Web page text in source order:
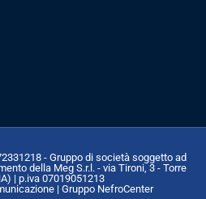
- Gruppo di società soggetto ad
della Meg S.r.l. - via Tironi, 3 - Torre
| p.iva 07019051213
| Gruppo NefroCenter